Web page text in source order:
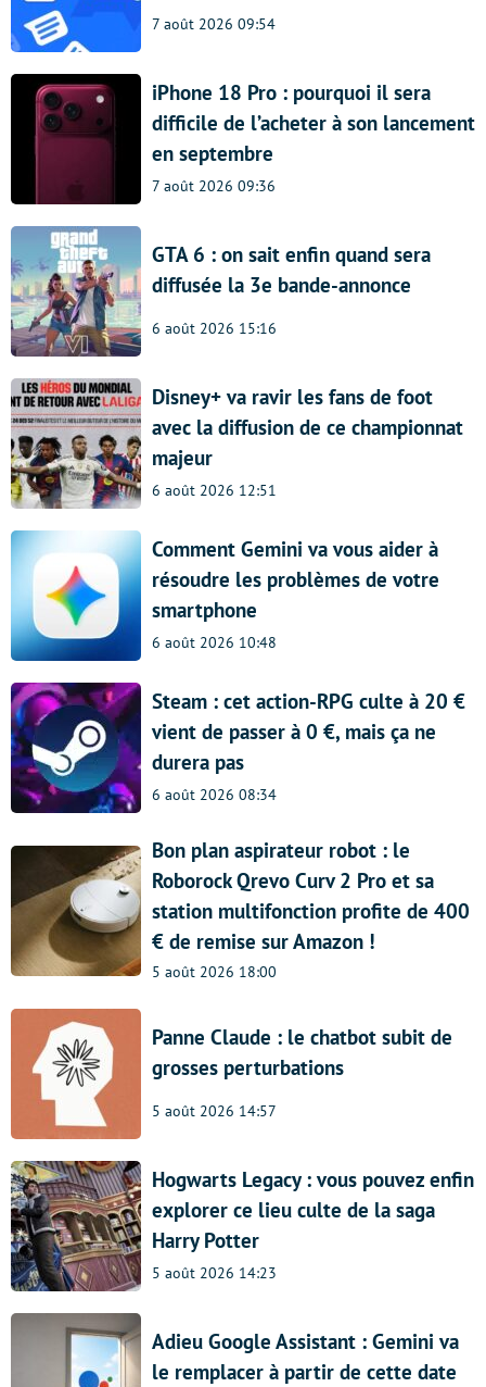
7 août 2026 09:54
iPhone 18 Pro : pourquoi il sera
difficile de l’acheter à son lancement
en septembre
7 août 2026 09:36
GTA 6 : on sait enfin quand sera
diffusée la 3e bande-annonce
6 août 2026 15:16
Disney+ va ravir les fans de foot
avec la diffusion de ce championnat
majeur
6 août 2026 12:51
Comment Gemini va vous aider à
résoudre les problèmes de votre
smartphone
6 août 2026 10:48
Steam : cet action-RPG culte à 20 €
vient de passer à 0 €, mais ça ne
durera pas
6 août 2026 08:34
Bon plan aspirateur robot : le
Roborock Qrevo Curv 2 Pro et sa
station multifonction profite de 400
€ de remise sur Amazon !
5 août 2026 18:00
Panne Claude : le chatbot subit de
grosses perturbations
5 août 2026 14:57
Hogwarts Legacy : vous pouvez enfin
explorer ce lieu culte de la saga
Harry Potter
5 août 2026 14:23
Adieu Google Assistant : Gemini va
le remplacer à partir de cette date